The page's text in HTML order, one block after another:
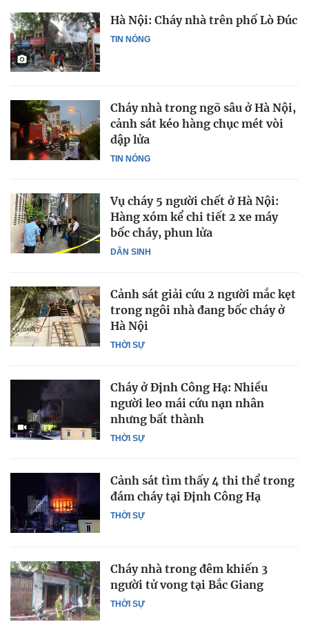
TIN NÓNG
Hà Nội: Cháy nhà trên phố Lò Đúc
TIN NÓNG
Cháy nhà trong ngõ sâu ở Hà Nội,
cảnh sát kéo hàng chục mét vòi
dập lửa
DÂN SINH
Vụ cháy 5 người chết ở Hà Nội:
Hàng xóm kể chi tiết 2 xe máy
bốc cháy, phun lửa
THỜI SỰ
Cảnh sát giải cứu 2 người mắc kẹt
trong ngôi nhà đang bốc cháy ở
Hà Nội
THỜI SỰ
Cháy ở Định Công Hạ: Nhiều
người leo mái cứu nạn nhân
nhưng bất thành
THỜI SỰ
Cảnh sát tìm thấy 4 thi thể trong
đám cháy tại Định Công Hạ
THỜI SỰ
Cháy nhà trong đêm khiến 3
người tử vong tại Bắc Giang